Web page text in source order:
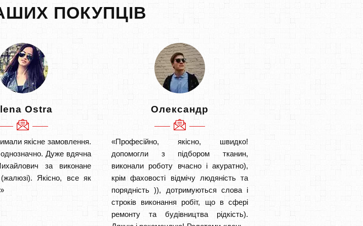
ПОКУПЦІВ
Ostra
якісне замовлення.
Дуже вдячна
за виконане
Якісно, все як
Олександр
«Професійно, якісно, швидко!
допомогли з підбором тканин,
виконали роботу вчасно і акуратно),
крім фаховості відмічу людяність та
порядність )), дотримуються слова і
строків виконання робіт, що в сфері
ремонту та будівництва рідкість).